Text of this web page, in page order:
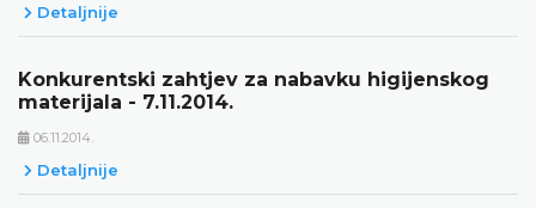
Detaljnije
Konkurentski zahtjev za nabavku higijenskog
materijala - 7.11.2014.
06.11.2014.
Detaljnije